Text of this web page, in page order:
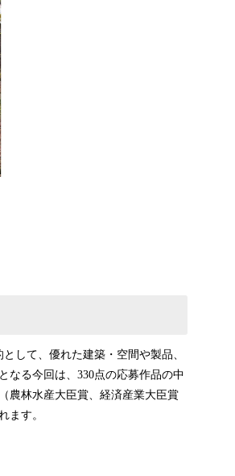
して、優れた建築・空間や製品、
なる今回は、330点の応募作品の中
農林水産大臣賞、経済産業大臣賞
ます。